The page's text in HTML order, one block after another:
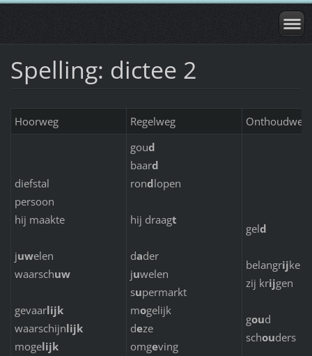
Spelling: dictee 2
Hoorweg Regelweg Onthoudweg
diefstal
persoon
hij maakte
juwelen
waarschuw
gevaarlijk
waarschijnlijk
mogelijk
goud
baard
rondlopen
hij draagt
dader
juwelen
supermarkt
mogelijk
deze
omgeving
geld
belangrijke
zij krijgen
goud
schouders